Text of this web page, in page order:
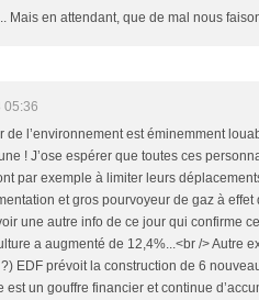
Mais en attendant, que de mal nous
05:36
de l’environnement est éminemment
! J’ose espérer que toutes ces
par exemple à limiter leurs
et gros pourvoyeur de gaz à
une autre info de ce jour qui confirme
a augmenté de 12,4%...<br /> Autre
EDF prévoit la construction de 6
un gouffre financier et continue